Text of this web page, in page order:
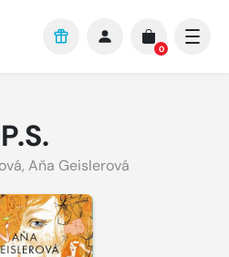
0
P.S.
, Aňa Geislerová